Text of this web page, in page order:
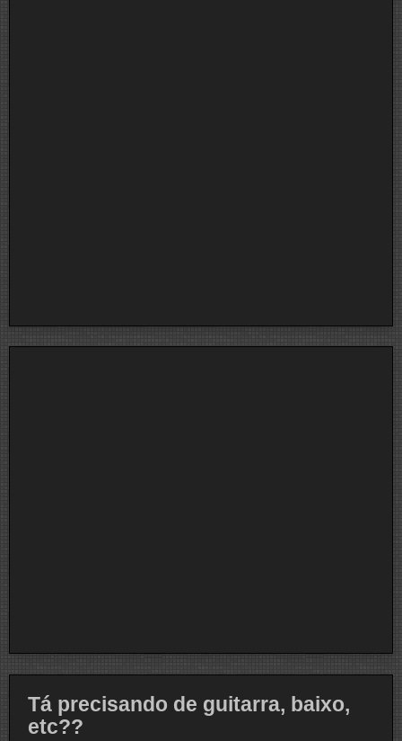
Tá precisando de guitarra, baixo,
etc??